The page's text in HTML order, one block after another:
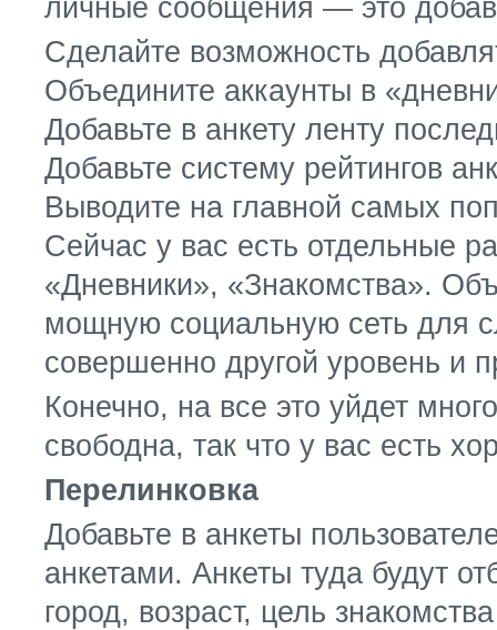
личные сообщения — это
Сделайте возможность
Объедините аккаунты в
Добавьте в анкету ленту
Добавьте систему рейтингов
Выводите на главной самых
Сейчас у вас есть отдельные
«Дневники», «Знакомства».
мощную социальную сеть для
совершенно другой уровень и
Конечно, на все это уйдет
свободна, так что у вас есть
Перелинковка
Добавьте в анкеты
анкетами. Анкеты туда будут
город, возраст, цель